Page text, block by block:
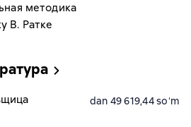
методика
В. Ратке
dan 49 619,44 soʻm